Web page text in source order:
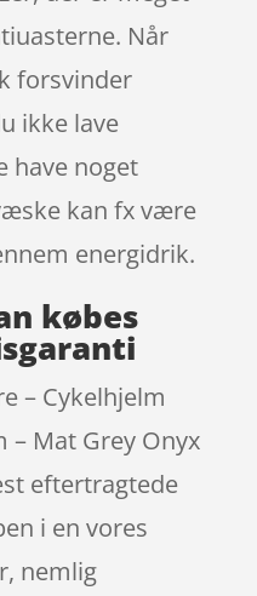
Når
forsvinder
ikke lave
have noget
kan fx være
energidrik.
købes
– Cykelhjelm
– Mat Grey Onyx
eftertragtede
i en vores
nemlig